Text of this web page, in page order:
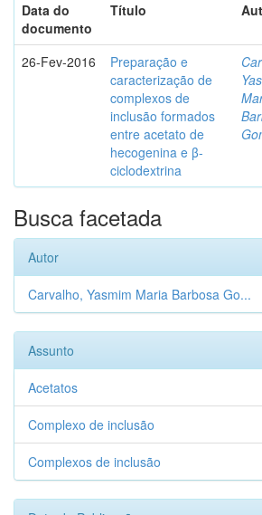
Data do
documento
Título
26-Fev-2016
Preparação e
caracterização de
complexos de
inclusão formados
entre acetato de
hecogenina e β-
ciclodextrina
Busca facetada
Autor
Carvalho, Yasmim Maria Barbosa Go...
Assunto
Acetatos
Complexo de inclusão
Complexos de inclusão